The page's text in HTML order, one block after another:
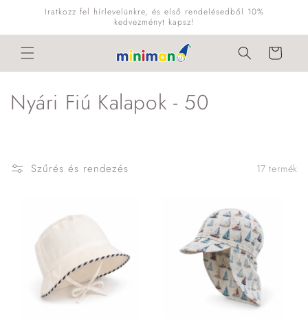
Ugrás aIratkozz fel hírlevelünkre, és első rendelésedből 10%
kedvezményt kapsz!
Kosár
K
Nyári Fiú Kalapok - 50
Szűrés és rendezés 17 termék